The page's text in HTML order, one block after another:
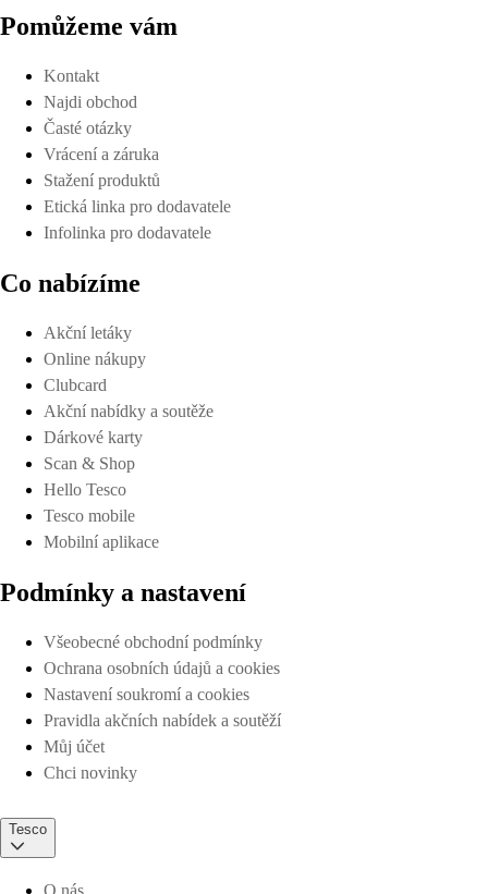
Pomůžeme vám
Kontakt
Najdi obchod
Časté otázky
Vrácení a záruka
Stažení produktů
Etická linka pro dodavatele
Infolinka pro dodavatele
Co nabízíme
Akční letáky
Online nákupy
Clubcard
Akční nabídky a soutěže
Dárkové karty
Scan & Shop
Hello Tesco
Tesco mobile
Mobilní aplikace
Podmínky a nastavení
Všeobecné obchodní podmínky
Ochrana osobních údajů a cookies
Nastavení soukromí a cookies
Pravidla akčních nabídek a soutěží
Můj účet
Chci novinky
Tesco